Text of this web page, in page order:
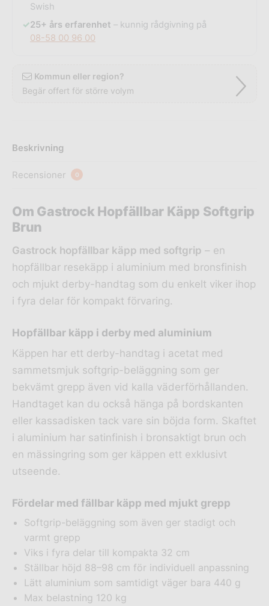
Swish
✓25+ års erfarenhet – kunnig rådgivning på
08-58 00 96 00
Kommun eller region?
Begär offert för större volym
Beskrivning
Recensioner 0
Om Gastrock Hopfällbar Käpp Softgrip
Brun
Gastrock hopfällbar käpp med softgrip – en
hopfällbar resekäpp i aluminium med bronsfinish
och mjukt derby-handtag som du enkelt viker ihop
i fyra delar för kompakt förvaring.
Hopfällbar käpp i derby med aluminium
Käppen har ett derby-handtag i acetat med
sammetsmjuk softgrip-beläggning som ger
bekvämt grepp även vid kalla väderförhållanden.
Handtaget kan du också hänga på bordskanten
eller kassadisken tack vare sin böjda form. Skaftet
i aluminium har satinfinish i bronsaktigt brun och
en mässingring som ger käppen ett exklusivt
utseende.
Fördelar med fällbar käpp med mjukt grepp
Softgrip-beläggning som även ger stadigt och
varmt grepp
Viks i fyra delar till kompakta 32 cm
Ställbar höjd 88–98 cm för individuell anpassning
Lätt aluminium som samtidigt väger bara 440 g
Max belastning 120 kg